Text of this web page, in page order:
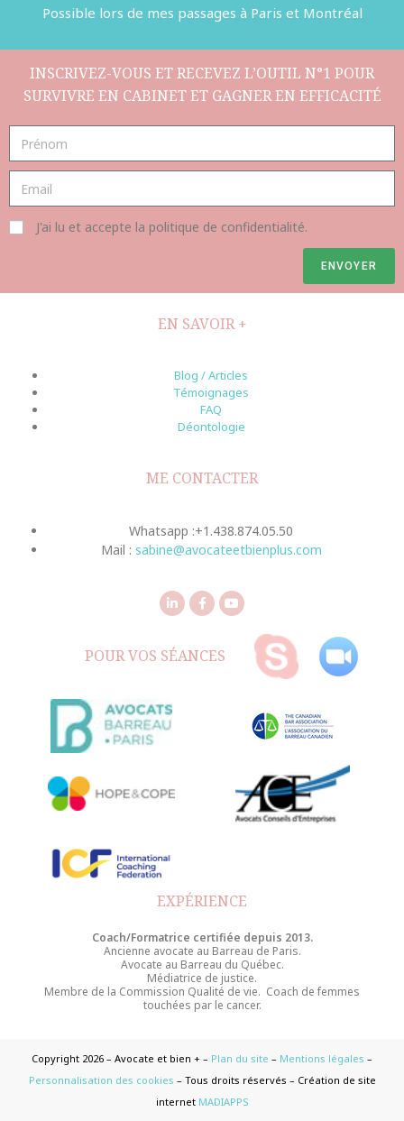
Possible lors de mes passages à Paris et Montréal
INSCRIVEZ-VOUS ET RECEVEZ L’OUTIL N°1 POUR
SURVIVRE EN CABINET ET GAGNER EN EFFICACITÉ
J'ai lu et accepte la politique de confidentialité.
ENVOYER
EN SAVOIR +
Blog / Articles
Témoignages
FAQ
Déontologie
ME CONTACTER
Whatsapp :+1.438.874.05.50
Mail : sabine@avocateetbienplus.com
POUR VOS SÉANCES
EXPÉRIENCE
Coach/Formatrice certifiée depuis 2013.
Ancienne avocate au Barreau de Paris.
Avocate au Barreau du Québec.
Médiatrice de justice.
Membre de la Commission Qualité de vie. Coach de femmes
touchées par le cancer.
Copyright 2026 – Avocate et bien + – Plan du site – Mentions légales –
Personnalisation des cookies – Tous droits réservés – Création de site
internet MADIAPPS